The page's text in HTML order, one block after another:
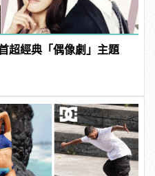
超經典「偶像劇」主題